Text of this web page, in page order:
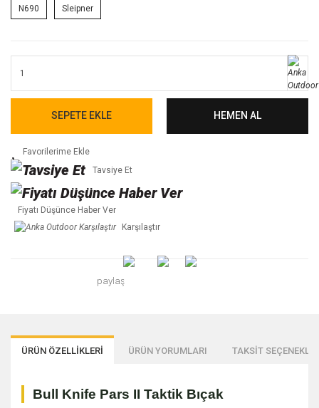
N690 Sleipner
SEPETE EKLE HEMEN AL
Tavsiye Et
Fiyatı Düşünce Haber Ver
Karşılaştır
paylaş
ÜRÜN ÖZELLİKLERİ ÜRÜN YORUMLARI TAKSİT
Bull Knife Pars II Taktik Bıçak